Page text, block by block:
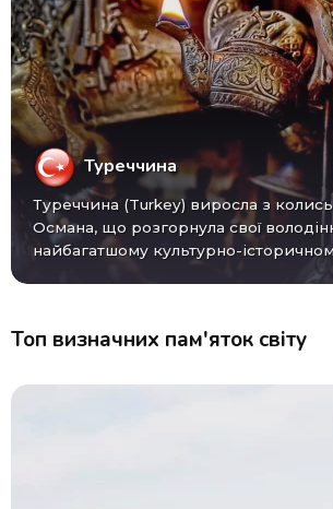
Туреччина
Туреччина (Turkey) виросла з колись грізної імперії
Османа, що розгорнула свої
найбагатшому культурно-
Топ визначних пам'яток світу